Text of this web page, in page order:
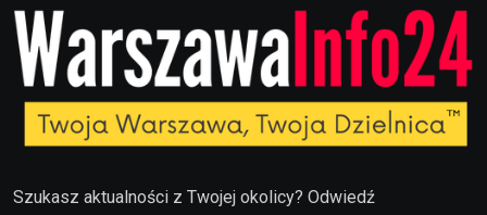
Szukasz aktualności z Twojej okolicy? Odwiedź